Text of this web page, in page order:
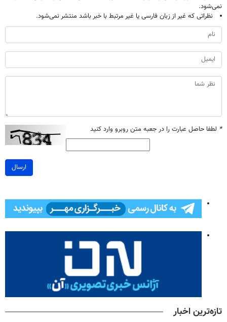
نمی‌شود.
نظراتی که غیر از زبان فارسی یا غیر مرتبط با خبر باشد منتشر نمی‌شود.
* لطفا حاصل عبارت را در جعبه متن روبرو وارد کنید
ارسال
تازه‌ترین اخبار